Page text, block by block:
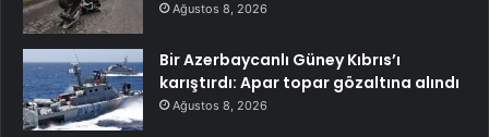
Ağustos 8, 2026
Bir Azerbaycanlı Güney Kıbrıs’ı
karıştırdı: Apar topar gözaltına alındı
Ağustos 8, 2026